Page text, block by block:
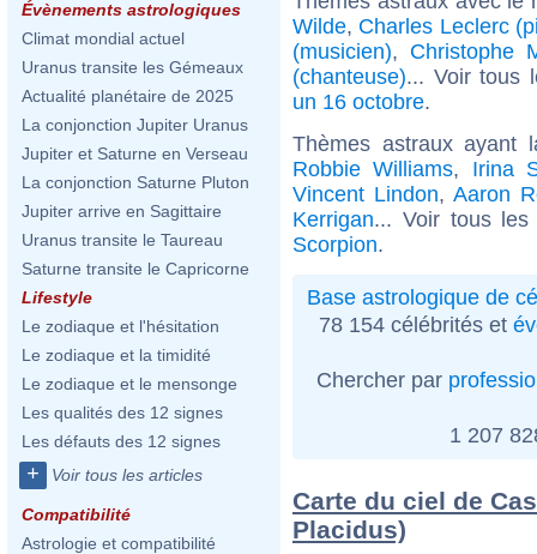
Évènements astrologiques
Climat mondial actuel
Uranus transite les Gémeaux
Actualité planétaire de 2025
La conjonction Jupiter Uranus
Jupiter et Saturne en Verseau
La conjonction Saturne Pluton
Jupiter arrive en Sagittaire
Uranus transite le Taureau
Saturne transite le Capricorne
Lifestyle
Le zodiaque et l'hésitation
Le zodiaque et la timidité
Le zodiaque et le mensonge
Les qualités des 12 signes
Les défauts des 12 signes
+ Voir tous les articles
Compatibilité
Astrologie et compatibilité
Wilde, Charles Leclerc
(musicien), Christophe
(chanteuse)... Voir tous
un 16 octobre.
Thèmes astraux
Robbie Williams, Irina
Vincent Lindon, Aaron
Kerrigan... Voir tous
Scorpion.
Base astrologique de
78 154 célébrités et
Chercher par
1 207
Carte du ciel de
Placidus)